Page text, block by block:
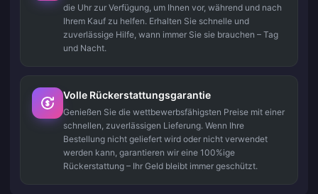
die Uhr zur Verfügung, um Ihnen vor, während und nach
Ihrem Kauf zu helfen. Erhalten Sie schnelle und
zuverlässige Hilfe, wann immer Sie sie brauchen – Tag
und Nacht.
Volle Rückerstattungsgarantie
Genießen Sie die wettbewerbsfähigsten Preise mit einer
schnellen, zuverlässigen Lieferung. Wenn Ihre
Bestellung nicht geliefert wird oder nicht verwendet
werden kann, garantieren wir eine 100%ige
Rückerstattung – Ihr Geld bleibt immer geschützt.